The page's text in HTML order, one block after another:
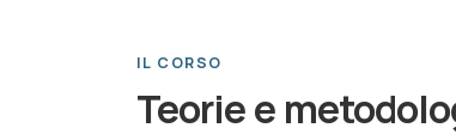
IL CORSO
Teorie e